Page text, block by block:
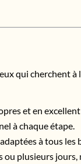
qui cherchent
et en
à chaque étape.
à tous les
plusieurs